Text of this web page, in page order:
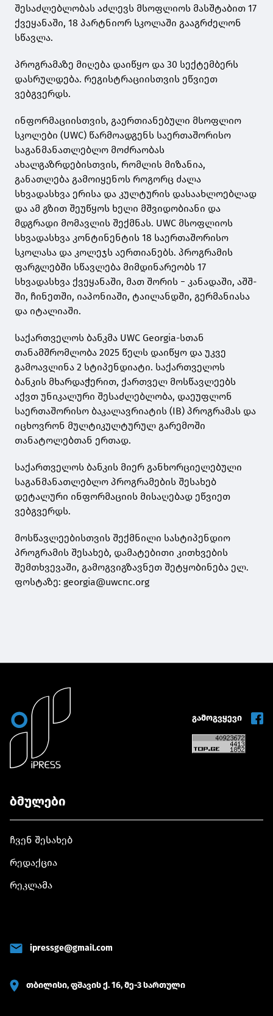
შესაძლებლობას აძლევს მსოფლიოს მასშტაბით 17
ქვეყანაში, 18 პარტნიორ სკოლაში გააგრძელონ
სწავლა.
პროგრამაზე მიღება დაიწყო და 30 სექტემბერს
დასრულდება. რეგისტრაციისთვის ეწვიეთ
ვებგვერდს.
ინფორმაციისთვის, გაერთიანებული მსოფლიო
სკოლები (UWC) წარმოადგენს საერთაშორისო
საგანმანათლებლო მოძრაობას
ახალგაზრდებისთვის, რომლის მიზანია,
განათლება გამოიყენოს როგორც ძალა
სხვადასხვა ერისა და კულტურის დასაახლოებლად
და ამ გზით შეუწყოს ხელი მშვიდობიანი და
მდგრადი მომავლის შექმნას. UWC მსოფლიოს
სხვადასხვა კონტინენტის 18 საერთაშორისო
სკოლასა და კოლეჯს აერთიანებს. პროგრამის
ფარგლებში სწავლება მიმდინარეობს 17
სხვადასხვა ქვეყანაში, მათ შორის − კანადაში, აშშ-
ში, ჩინეთში, იაპონიაში, ტაილანდში, გერმანიასა
და იტალიაში.
საქართველოს ბანკმა UWC Georgia-სთან
თანამშრომლობა 2025 წელს დაიწყო და უკვე
გამოავლინა 2 სტიპენდიატი. საქართველოს
ბანკის მხარდაჭერით, ქართველ მოსწავლეებს
აქვთ უნიკალური შესაძლებლობა, დაეუფლონ
საერთაშორისო ბაკალავრიატის (IB) პროგრამას და
იცხოვრონ მულტიკულტურულ გარემოში
თანატოლებთან ერთად.
საქართველოს ბანკის მიერ განხორციელებული
საგანმანათლებლო პროგრამების შესახებ
დეტალური ინფორმაციის მისაღებად ეწვიეთ
ვებგვერდს.
მოსწავლეებისთვის შექმნილი სასტიპენდიო
პროგრამის შესახებ, დამატებითი კითხვების
შემთხვევაში, გამოგვიგზავნეთ შეტყობინება ელ.
ფოსტაზე: georgia@uwcnc.org
გამოგვყევი
ბმულები
ჩვენ შესახებ
რედაქცია
რეკლამა
ipressge@gmail.com
თბილისი, ფშავის ქ. 16, მე-3 სართული